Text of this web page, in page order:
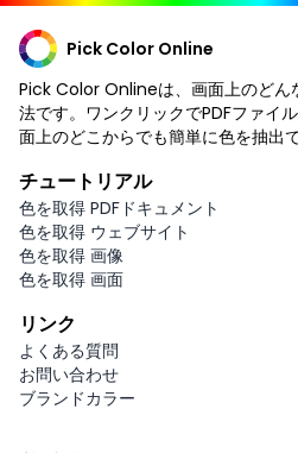
Pick Color Online
Pick Color Onlineは、画面上のどん
法です。ワンクリックでPDFファイ
面上のどこからでも簡単に色を抽出
チュートリアル
色を取得 PDFドキュメント
色を取得 ウェブサイト
色を取得 画像
色を取得 画面
リンク
よくある質問
お問い合わせ
ブランドカラー